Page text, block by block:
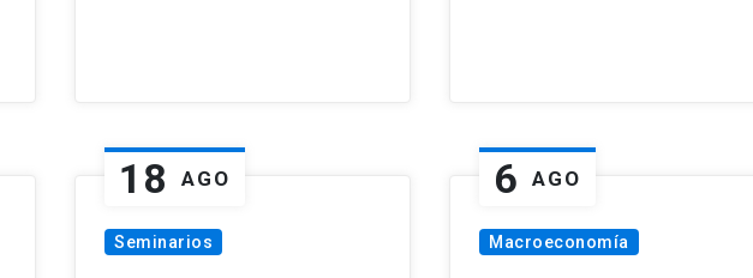
18 AGO
Seminarios
6 AGO
Macroeconomía